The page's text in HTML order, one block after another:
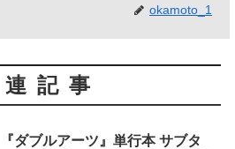
okamoto_1
連記事
『ダブルアーツ』単行本 サブタ